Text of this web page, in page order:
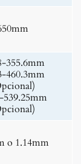
355.6mm
460.3mm
539.25mm
o 1.14mm